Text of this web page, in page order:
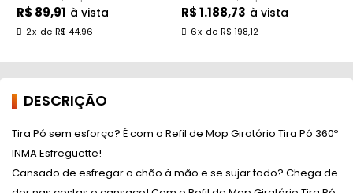
R$ 89,91 à vista
2x de R$ 44,96
R$ 1.188,73 à vista
6x de R$ 198,12
DESCRIÇÃO
Tira Pó sem esforço? É com o Refil de Mop Giratório Tira Pó 360º
INMA Esfreguette!
Cansado de esfregar o chão à mão e se sujar todo? Chega de